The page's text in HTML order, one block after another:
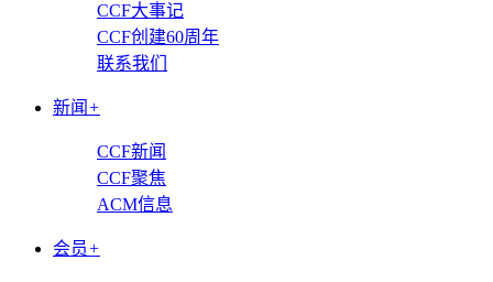
CCF大事记
CCF创建60周年
联系我们
新闻 +
CCF新闻
CCF聚焦
ACM信息
会员+